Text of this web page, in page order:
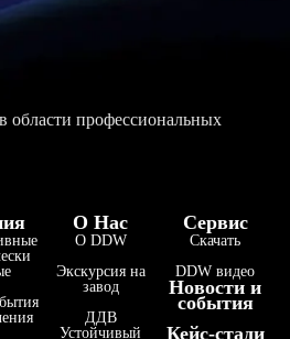
профессиональных
О Нас
О DDW
Экскурсия на
завод
ДДВ
Устойчивый
Сервис
Скачать
DDW видео
Новости и
события
Кейс-стади